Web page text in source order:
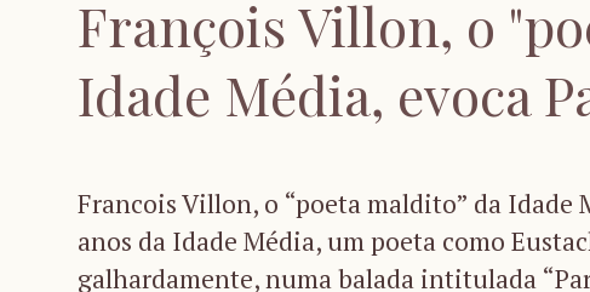
François Villon, o
Idade Média, evoca
Francois Villon, o “poeta maldito” da Idade
anos da Idade Média, um poeta como
galhardamente, numa balada intitulada